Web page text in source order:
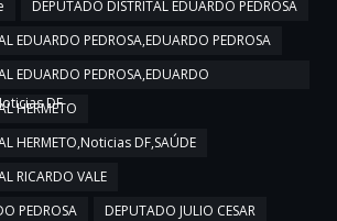
DEPUTADO DISTRITAL EDUARDO PEDROSA
EDUARDO PEDROSA,EDUARDO PEDROSA
EDUARDO PEDROSA,EDUARDO
DF
HERMETO
HERMETO,Noticias DF,SAÚDE
RICARDO VALE
PEDROSA
DEPUTADO JULIO CESAR